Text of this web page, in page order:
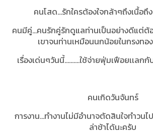
คนโสด...รักใครต้องใจกล้าๆถึงเนื้อถึ
คนมีคู่...คนรักคู่รักดูแลท่านเป็นอย่างดีแต่ต้
เขาจนท่านเหมือนนกน้อยในกรงทอ
เรื่องเด่นๆวันนี้..........ใช้จ่ายฟุ่มเฟือยเเลก
คนเกิดวันจันทร์
การงาน...ทำงานไม่มีอำนาจตัดสินใจทำวน
ล่าช้าได้นะครับ